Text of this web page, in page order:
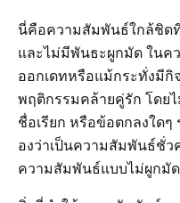
นี่คือความสัมพันธ์ใกล้ชิด
และไม่มีพันธะผูกมัด ในค
ออกเดทหรือแม้กระทั่งมีกิ
พฤติกรรมคล้ายคู่รัก โดย
ชื่อเรียก หรือข้อตกลงใดๆ
องว่าเป็นความสัมพันธ์ชั่
ความสัมพันธ์แบบไม่ผูกมัด